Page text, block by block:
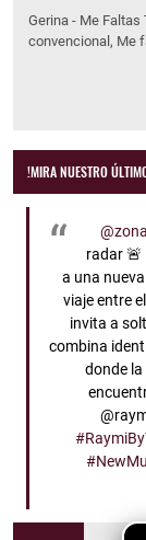
Gerina - Me
convencional, Me
!MIRA NUESTRO
radar 🚨
a una
viaje entre
invita a
combina
donde